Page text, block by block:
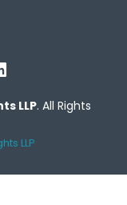
LLP. All Rights
LLP